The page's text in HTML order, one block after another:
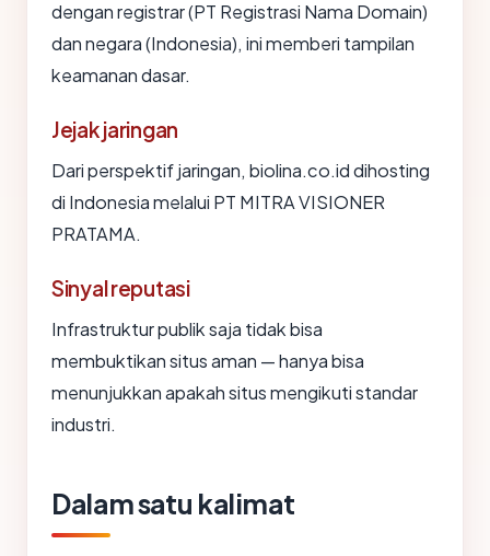
dengan registrar (PT Registrasi Nama Domain)
dan negara (Indonesia), ini memberi tampilan
keamanan dasar.
Jejak jaringan
Dari perspektif jaringan, biolina.co.id dihosting
di Indonesia melalui PT MITRA VISIONER
PRATAMA.
Sinyal reputasi
Infrastruktur publik saja tidak bisa
membuktikan situs aman — hanya bisa
menunjukkan apakah situs mengikuti standar
industri.
Dalam satu kalimat